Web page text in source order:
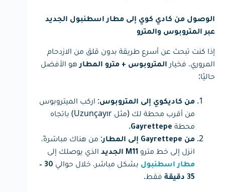
الوصول من كادي كوي إلى مطار اسطنبول الجديد
عبر المتروبوس والمترو
إذا كنت تبحث عن أسرع طريقة بدون قلق من الازدحام
المروري، فخيار المتروبوس + مترو المطار هو الأفضل
حاليًا:
من كاديكوي إلى المتروبوس: اركب الميتروبوس
من أقرب محطة لك (مثل Uzunçayır) باتجاه
محطة Gayrettepe
.
من Gayrettepe إلى المطار
: من هناك مباشرةً،
انزل إلى خط مترو M11 الجديد الذي يوصلك إلى
مطار اسطنبول بشكل مباشر، خلال حوالي
30 –
35 دقيقة
فقط.